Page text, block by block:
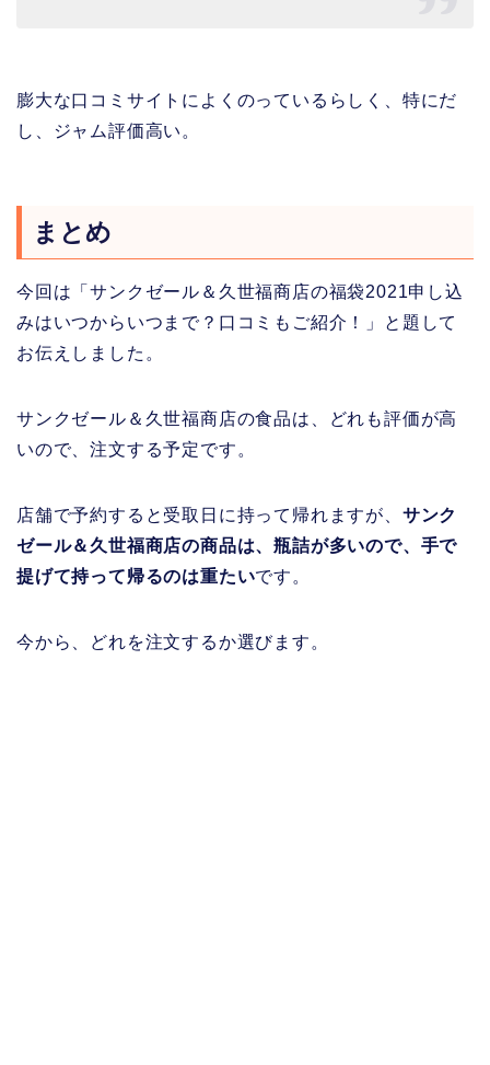
膨大な口コミサイトによくのっているらしく、特にだ
し、ジャム評価高い。
まとめ
今回は「サンクゼール＆久世福商店の福袋2021申し込
みはいつからいつまで？口コミもご紹介！」と題して
お伝えしました。
サンクゼール＆久世福商店の食品は、どれも評価が高
いので、注文する予定です。
店舗で予約すると受取日に持って帰れますが、 サンク
ゼール＆久世福商店の商品は、瓶詰が多いので、手で
提げて持って帰るのは重たいです。
今から、どれを注文するか選びます。